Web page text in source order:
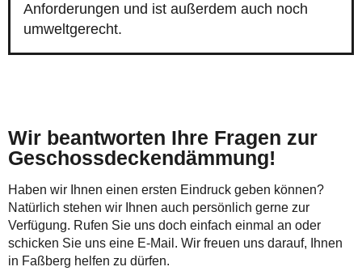
Anforderungen und ist außerdem auch noch
umweltgerecht.
Wir beantworten Ihre Fragen zur
Geschossdeckendämmung!
Haben wir Ihnen einen ersten Eindruck geben können?
Natürlich stehen wir Ihnen auch persönlich gerne zur
Verfügung. Rufen Sie uns doch einfach einmal an oder
schicken Sie uns eine E-Mail. Wir freuen uns darauf, Ihnen
in Faßberg helfen zu dürfen.